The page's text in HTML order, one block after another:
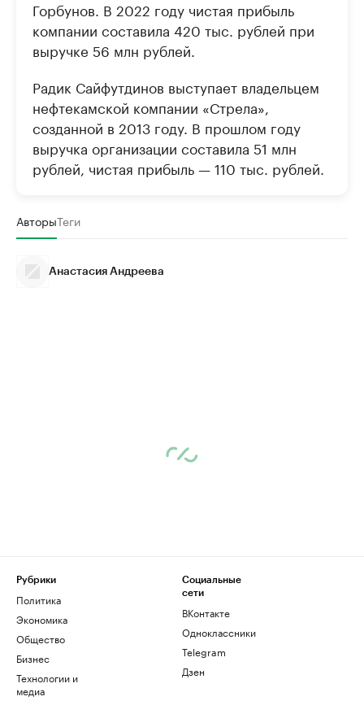
Горбунов. В 2022 году чистая прибыль
компании составила 420 тыс. рублей при
выручке 56 млн рублей.
Радик Сайфутдинов выступает владельцем
нефтекамской компании «Стрела»,
созданной в 2013 году. В прошлом году
выручка организации составила 51 млн
рублей, чистая прибыль — 110 тыс. рублей.
АвторыТеги
Анастасия Андреева
Рубрики
Политика
Экономика
Общество
Бизнес
Технологии и
медиа
Социальные
сети
ВКонтакте
Одноклассники
Telegram
Дзен